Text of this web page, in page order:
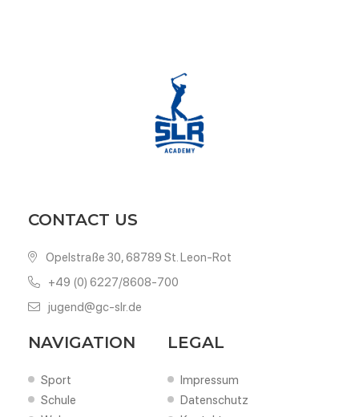
CONTACT US
Opelstraße 30, 68789 St. Leon-Rot
+49 (0) 6227/8608-700
jugend@gc-slr.de
NAVIGATION
Sport
Schule
LEGAL
Impressum
Datenschutz